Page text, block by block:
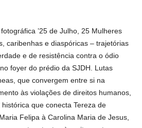
’25 de Julho, 25 Mulheres
caribenhas e diaspóricas – trajetórias
e de resistência contra o ódio
foyer do prédio da SJDH. Lutas
que convergem entre si na
às violações de direitos humanos,
que conecta Tereza de
Felipa à Carolina Maria de Jesus,